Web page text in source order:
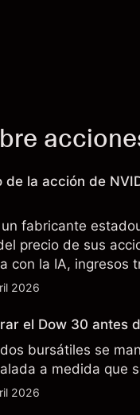
de la acción de
un fabricante
precio de sus
con la IA, ingresos
en torno a los
2026
el Dow 30 antes
bursátiles se
a medida que
2026